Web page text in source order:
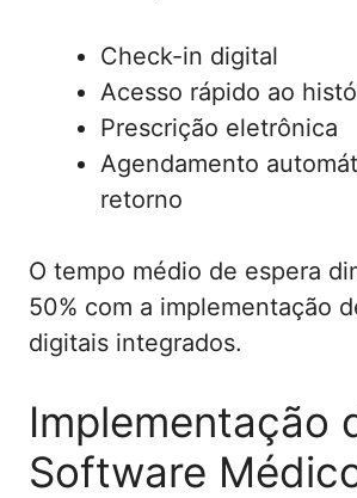
Check-in digital
Acesso rápido ao
Prescrição eletrônica
Agendamento
retorno
O tempo médio de espera
50% com a implementação
digitais integrados.
Implementação
Software